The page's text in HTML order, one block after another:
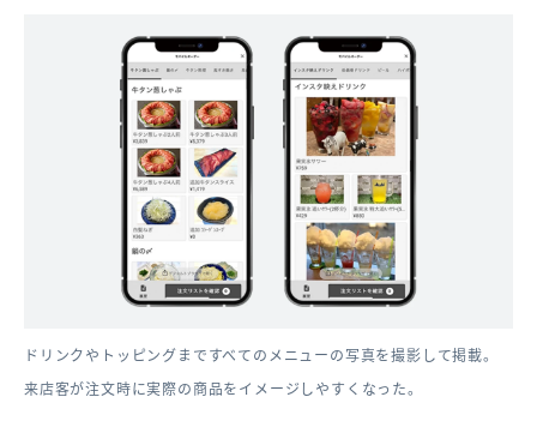
ドリンクやトッピングまですべてのメニューの写真を撮影して掲載。
来店客が注文時に実際の商品をイメージしやすくなった。